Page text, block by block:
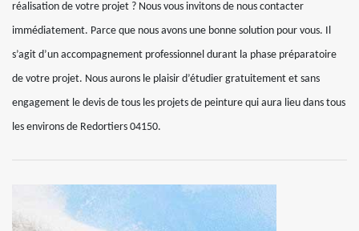
réalisation de votre projet ? Nous vous invitons de nous contacter
immédiatement. Parce que nous avons une bonne solution pour vous. Il
s’agit d’un accompagnement professionnel durant la phase préparatoire
de votre projet. Nous aurons le plaisir d’étudier gratuitement et sans
engagement le devis de tous les projets de peinture qui aura lieu dans tous
les environs de Redortiers 04150.